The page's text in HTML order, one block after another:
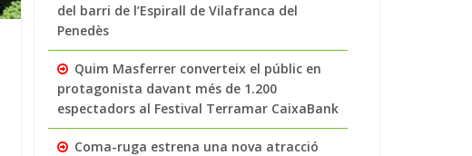
del barri de l’Espirall de Vilafranca del
Penedès
Quim Masferrer converteix el públic en
protagonista davant més de 1.200
espectadors al Festival Terramar CaixaBank
Coma-ruga estrena una nova atracció